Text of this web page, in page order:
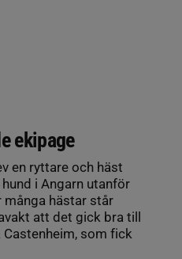
ekipage
en ryttare och häst
i Angarn utanför
många hästar står
att det gick bra till
Castenheim, som fick